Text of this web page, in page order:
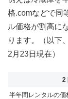
格.comなどで同
ル価格が割高に
ります。（以下
2月23日現在）
2
半年間レンタルの価